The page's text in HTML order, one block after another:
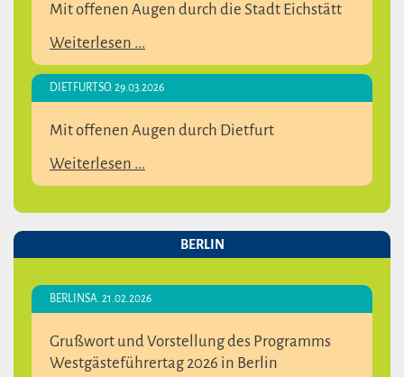
Mit offenen Augen durch die Stadt Eichstätt
Weiterlesen ...
DIETFURT SO. 29.03.2026
Mit offenen Augen durch Dietfurt
Weiterlesen ...
BERLIN
BERLINSA. 21.02.2026
Grußwort und Vorstellung des Programms
Westgästeführertag 2026 in Berlin